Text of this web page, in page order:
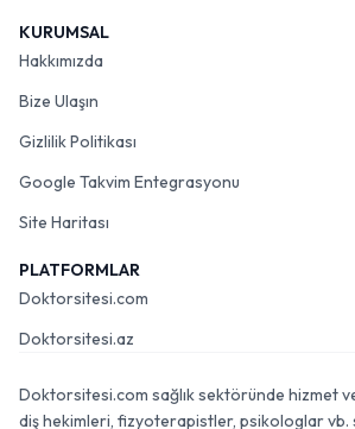
KURUMSAL
Hakkımızda
Bize Ulaşın
Gizlilik Politikası
Google Takvim Entegrasyonu
Site Haritası
PLATFORMLAR
Doktorsitesi.com
Doktorsitesi.az
Doktorsitesi.com sağlık sektöründe hizmet
diş hekimleri, fizyoterapistler, psikologlar vb.